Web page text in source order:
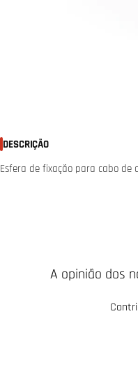
DESCRIÇÃO
Esfera de fixação para cabo de
A opinião dos